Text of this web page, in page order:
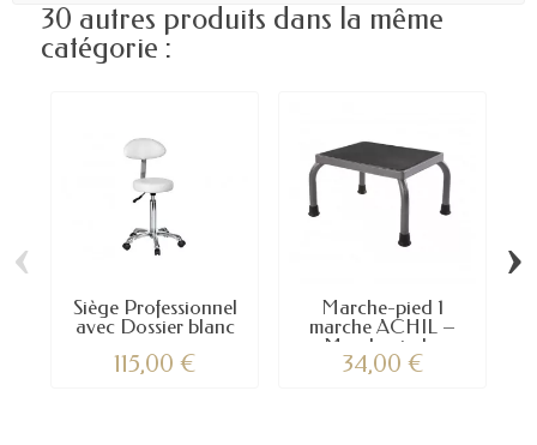
30 autres produits dans la même
catégorie :
Siège Professionnel
avec Dossier blanc
115,00 €
Marche-pied 1
marche ACHIL –
Marchepied...
34,00 €
‹ ›